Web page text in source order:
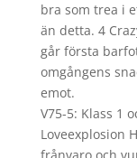
bra som trea i
än detta. 4
går första
omgångens
emot.
V75-5: Klass 1
Loveexplosion